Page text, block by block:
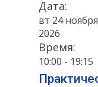
Дата:
вт 24
2026
Время:
10:00 - 19:15